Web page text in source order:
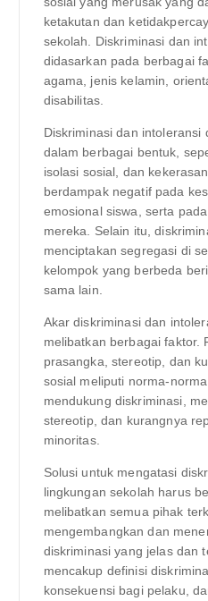
ketakutan dan
sekolah. Diskriminasi dan
didasarkan pada berbagai
agama, jenis kelamin,
disabilitas.
Diskriminasi dan intoleransi
dalam berbagai bentuk,
isolasi sosial, dan
berdampak negatif pada
emosional siswa, serta
mereka. Selain itu,
menciptakan segregasi di
kelompok yang berbeda
sama lain.
Akar diskriminasi dan
melibatkan berbagai faktor.
prasangka, stereotip, dan
sosial meliputi norma-
mendukung diskriminasi,
stereotip, dan kurangnya
minoritas.
Solusi untuk mengatasi
lingkungan sekolah harus
melibatkan semua pihak
mengembangkan dan
diskriminasi yang jelas dan
mencakup definisi
konsekuensi bagi pelaku,